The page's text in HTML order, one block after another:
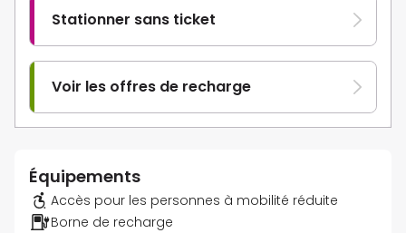
Stationner sans ticket
Voir les offres de recharge
Équipements
Accès pour les personnes à mobilité réduite
Borne de recharge